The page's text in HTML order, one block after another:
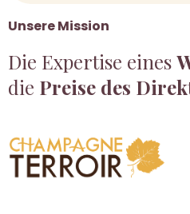
Unsere Mission
Die Expertise eines
die Preise des